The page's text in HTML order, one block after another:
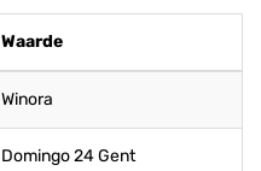
Waarde
Winora
Domingo 24 Gent